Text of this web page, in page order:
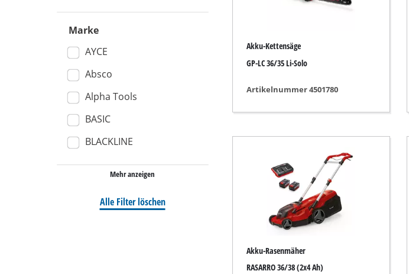
Dekupiersägen
Sonstige Sägen
Handstaubsauger
Doppelschleifer
Exzenterschleifer
Teleskop-Heckenscheren
Gartenpumpen
Schmutzwasserpumpen
Tiefbrunnenpumpen
Hauswasserwerke
Benzin-Wasserpumpen
Marke
AYCE
Absco
Alpha Tools
BASIC
BLACKLINE
Mehr anzeigen
Alle Filter löschen
Akku-Kettensäge
GP-LC 36/35 Li-Solo
Artikelnummer 4501780
Akku-Rasenmäher
RASARRO 36/38 (2x4 Ah)